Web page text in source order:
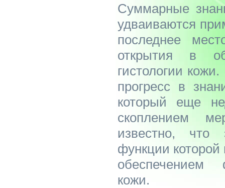
Суммарные
удваиваются
последнее
открытия в
гистологии
прогресс в
который еще
скоплением
известно, что
функции
обеспечением
кожи.